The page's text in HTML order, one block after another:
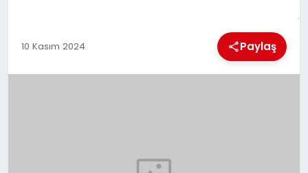
MAGAZIN
10 Kasım 2024 Paylaş